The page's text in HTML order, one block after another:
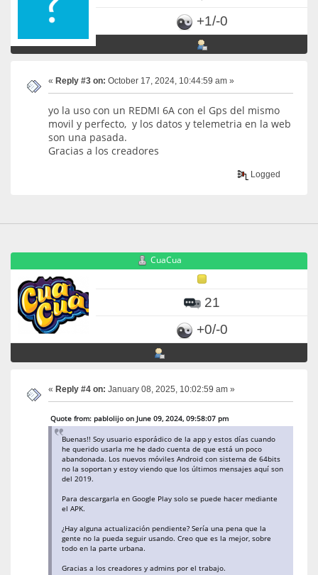
+1/-0
« Reply #3 on: October 17, 2024, 10:44:59 am »
yo la uso con un REDMI 6A con el Gps del mismo
movil y perfecto, y los datos y telemetria en la web
son una pasada.
Gracias a los creadores
Logged
CuaCua
21
+0/-0
« Reply #4 on: January 08, 2025, 10:02:59 am »
Quote from: pablolijo on June 09, 2024, 09:58:07 pm
Buenas!! Soy usuario esporádico de la app y estos días cuando
he querido usarla me he dado cuenta de que está un poco
abandonada. Los nuevos móviles Android con sistema de 64bits
no la soportan y estoy viendo que los últimos mensajes aquí son
del 2019.
Para descargarla en Google Play solo se puede hacer mediante
el APK.
¿Hay alguna actualización pendiente? Sería una pena que la
gente no la pueda seguir usando. Creo que es la mejor, sobre
todo en la parte urbana.
Gracias a los creadores y admins por el trabajo.